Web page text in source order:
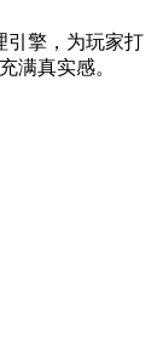
引擎，为玩家打
满真实感。